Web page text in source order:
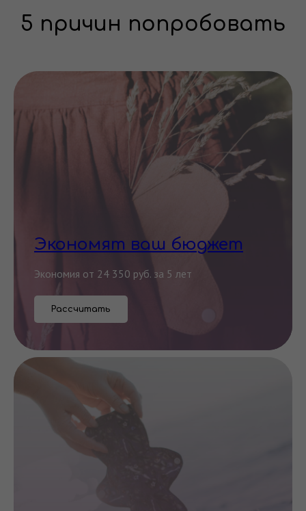
5 причин попробовать
Экономят ваш бюджет
Экономия от 24 350 руб. за 5 лет
Рассчитать